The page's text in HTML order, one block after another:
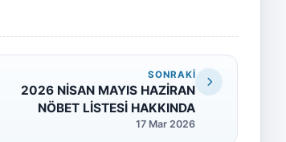
SONRAKI
2026 NİSAN MAYIS HAZİRAN
NÖBET LİSTESİ HAKKINDA
17 Mar 2026